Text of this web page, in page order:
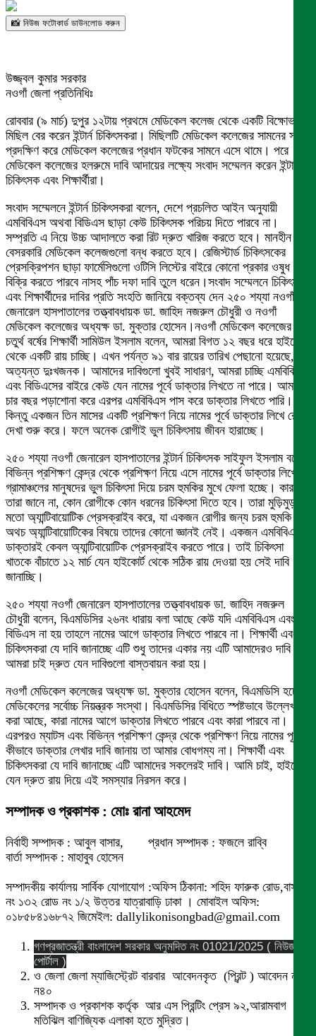
📸 নিউজ ফটোকার্ড ডাউনলোড করুন
উজ্জ্বল কুমার সরকার
নওগাঁ জেলা প্রতিনিধিঃ
রোববার (৯ মার্চ) দুপুর ১২টায় প্রথমে মেডিকেল কলেজ থেকে একটি বিক্ষোভ
মিছিল বের করেন ইন্টার্ন চিকিৎসকরা। মিছিলটি মেডিকেল কলেজের সামনের সড়ক
প্রদক্ষিণ করে মেডিকেল কলেজের প্রধান ফটকের সামনে এসে থামে। পরে
মেডিকেল কলেজের হলরুমে দাবি আদায়ের লক্ষ্যে সংবাদ সম্মেলন করেন ইন্টার্ন
চিকিৎসক এবং শিক্ষার্থীরা।
সংবাদ সম্মেলনে ইন্টার্ন চিকিৎসকরা বলেন, দেশে প্রচলিত আইন অনুযায়ী
এমবিবিএস অথবা বিডিএস ছাড়া কেউ চিকিৎসক পরিচয় দিতে পারবে না।
সম্প্রতি এ নিয়ে উচ্চ আদালতে করা রিট দ্রুত খারিজ করতে হবে। মানহীন
বেসরকারি মেডিকেল কলেজগুলো বন্ধ করতে হবে। রেজিস্টার্ড চিকিৎসকের
প্রেসক্রিপশন ছাড়া ফার্মেসিগুলো ওটিসি লিস্টের বাইরে কোনো প্রকার ওষুধ
বিক্রি করতে পারবে নাসহ পাঁচ দফা দাবি তুলে ধরেন।সংবাদ সম্মেলনে চিকিৎসক
এবং শিক্ষার্থীদের দাবির প্রতি সংহতি জানিয়ে বক্তব্য দেন ২৫০ শয্যা নওগাঁ
জেনারেল হাসপাতালের তত্ত্বাবধায়ক ডা. জাহিদ নজরুল চৌধুরী ও নওগাঁ
মেডিকেল কলেজের অধ্যক্ষ ডা. মুক্তার হোসেন।নওগাঁ মেডিকেল কলেজের
চতুর্থ বর্ষের শিক্ষার্থী সামিউল ইসলাম বলেন, আমরা বিগত ১২ বছর ধরে হাইকোর্ট
থেকে একটি রায় চাচ্ছি। এখন পর্যন্ত ৯১ বার রায়ের তারিখ পেছানো হয়েছে, যা
অত্যন্ত দুঃখজনক। আমাদের দাবিগুলো খুবই সাধারণ, আমরা চাচ্ছি এমবিবিএস
এবং বিডিএসের বাইরে কেউ যেন নামের পূর্বে ডাক্তার লিখতে না পারে। আমরা
চার বছর পড়াশোনা করে এরপর এমবিবিএস পাস করে ডাক্তার লিখতে পারি।
কিন্তু একজন তিন মাসের একটি প্রশিক্ষণ নিয়ে নামের পূর্বে ডাক্তার লিখে রোগী
দেখা শুরু করে। ফলে অনেক রোগীই ভুল চিকিৎসায় জীবন হারাচ্ছে।
২৫০ শয্যা নওগাঁ জেনারেল হাসপাতালের ইন্টার্ন চিকিৎসক সাইফুল ইসলাম বলেন,
বিভিন্ন প্রশিক্ষণ কেন্দ্র থেকে প্রশিক্ষণ নিয়ে এসে নামের পূর্বে ডাক্তার লিখে
গ্রামাঞ্চলের মানুষদের ভুল চিকিৎসা দিয়ে চরম হুমকির মুখে ফেলা হচ্ছে। কারণ
তারা জানে না, কোন রোগীকে কোন ধরনের চিকিৎসা দিতে হবে। তারা মুড়িমুড়কির
মতো অ্যান্টিবায়োটিক প্রেসক্রাইব করে, যা একজন রোগীর জন্য চরম হুমকি।
অথচ অ্যান্টিবায়োটিকের বিষয়ে তাদের কোনো জ্ঞানই নেই। একজন এমবিবিএস
ডাক্তারই কেবল অ্যান্টিবায়োটিক প্রেসক্রাইব করতে পারে। তাই চিকিৎসা
খাতকে বাঁচাতে ১২ মার্চ যেন হাইকোর্ট থেকে সঠিক রায় দেওয়া হয় সেই দাবি
জানাচ্ছি।
২৫০ শয্যা নওগাঁ জেনারেল হাসপাতালের তত্ত্বাবধায়ক ডা. জাহিদ নজরুল
চৌধুরী বলেন, বিএমডিসির ২৬নং ধারায় বলা আছে কেউ যদি এমবিবিএস এবং
বিডিএস না হয় তাহলে নামের আগে ডাক্তার লিখতে পারবে না। শিক্ষার্থী এবং
চিকিৎসকরা যে দাবি জানাচ্ছে এটি শুধু তাদের একার নয় এটি আমাদেরও দাবি।
আমরা চাই দ্রুত যেন দাবিগুলো বাস্তবায়ন করা হয়।
নওগাঁ মেডিকেল কলেজের অধ্যক্ষ ডা. মুক্তার হোসেন বলেন, বিএমডিসি হচ্ছে
মেডিকেলের সর্বোচ্চ নিয়ন্ত্রক সংস্থা। বিএমডিসির বিধিতে স্পষ্টভাবে উল্লেখ
করা আছে, কারা নামের আগে ডাক্তার লিখতে পারবে এবং কারা পারবে না।
এরপরও ম্যাটস এবং বিভিন্ন প্রশিক্ষণ কেন্দ্র থেকে প্রশিক্ষণ নিয়ে নামের পূর্বে
কীভাবে ডাক্তার লেখার দাবি জানায় তা আমার বোধগম্য না। শিক্ষার্থী এবং
চিকিৎসকরা যে দাবি জানাচ্ছে এটি আমাদের সকলেরই দাবি। আমি চাই, হাইকোর্ট
যেন দ্রুত রায় দিয়ে এই সমস্যার নিরসন করে।
সম্পাদক ও প্রকাশক : মোঃ রানা আহমেদ
নির্বাহী সম্পাদক : আবুল বাসার, প্রধান সম্পাদক : ফজলে রাব্বি
বার্তা সম্পাদক : মাহাবুব হোসেন
সম্পাদকীয় কার্যালয় সার্বিক যোগাযোগ :অফিস ঠিকানা: শহিদ ফারুক রোড,বাসা
নং ১৩২ রোড নং ১/২ উত্তর যাত্রাবাড়ি ঢাকা । মোবাইল অফিস:
০১৮৫৮৪১৬৮৭২ জিমেইল: dallylikonisongbad@gmail.com
গণপ্রজাতন্ত্রী বাংলাদেশ সরকার অনুমদিত নং 01021/2025 ( নিউজ
পোর্টাল )
ও জেলা জেলা ম্যাজিস্ট্রেট বারবার আবেদনকৃত (প্রিন্ট ) আবেদন নং
ন৪০
সম্পাদক ও প্রকাশক কর্তৃক আর এস প্রিন্টিং প্রেস ৯২,আরামবাগ
মতিঝিল বাণিজ্যিক এলাকা হতে মুদ্রিত।